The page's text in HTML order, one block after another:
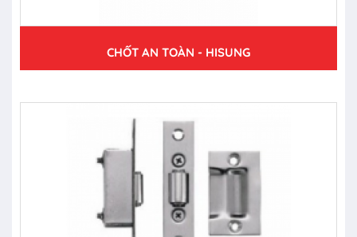
CHỐT AN TOÀN - HISUNG